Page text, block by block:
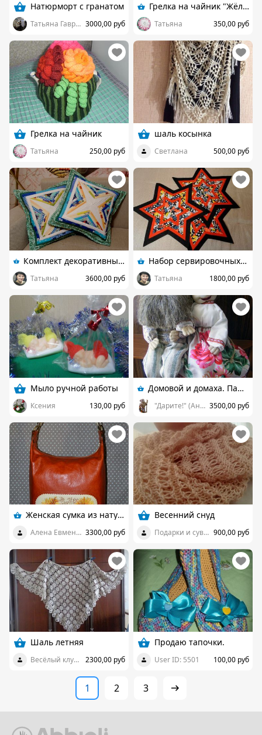
Натюрморт с гранатом
Татьяна Гаврикова 3000,00 руб
Грелка на чайник "Жёлтая хризантема"
Татьяна 350,00 руб
Грелка на чайник
Татьяна 250,00 руб
шаль косынка
Светлана 500,00 руб
Комплект декоративных диванных подушек "Весна"
Татьяна 3600,00 руб
Набор сервировочных салфеток "Звезда"
Татьяна 1800,00 руб
Мыло ручной работы
Ксения 130,00 руб
Домовой и домаха. Пара интерьерных кукол
"Дарите!" (Анна) г.Севастополь 3500,00 руб
Женская сумка из натуральной кожи
Алена Евменкова 3300,00 руб
Весенний снуд
Подарки и сувениры крючком 900,00 руб
Шаль летняя
Весёлый клубочек 2300,00 руб
Продаю тапочки.
User ID: 5501 100,00 руб
1 2 3